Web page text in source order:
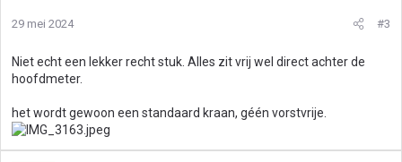
29 mei 2024 #3
Niet echt een lekker recht stuk. Alles zit vrij wel direct achter de
hoofdmeter.
het wordt gewoon een standaard kraan, géén vorstvrije.